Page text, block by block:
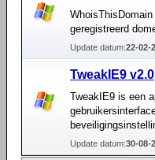
geregistreerd
Update datum:22-02-
TweakIE9 v2.0
TweakIE9 is een
Update datum:30-08-